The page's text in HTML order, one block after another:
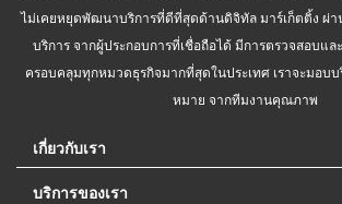
ไม่เคยหยุดพัฒนาบริการที่ดีที่สุดด้านดิจิทัล มาร์เก็ตติ้ง ผ่า
บริการ จากผู้ประกอบการที่เชื่อถือได้ มีการตรวจสอบแ
ครอบคลุมทุกหมวดธุรกิจมากที่สุดในประเทศ เราจะมอบ
หมาย จากทีมงานคุณภาพ
เกี่ยวกับเรา
บริการของเรา